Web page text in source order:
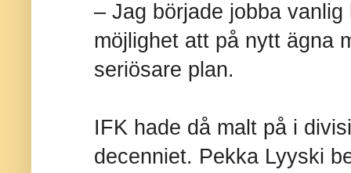
– Jag började jobba
möjlighet att på nytt ägna
seriösare plan.
IFK hade då malt på i
decenniet. Pekka Lyyski